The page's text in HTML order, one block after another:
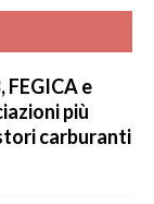
FEGICA e
più
carburanti